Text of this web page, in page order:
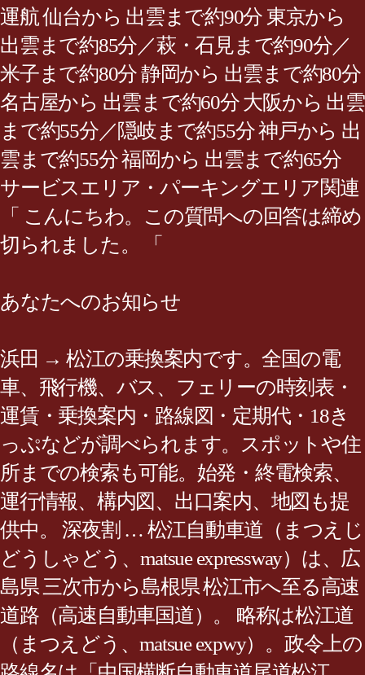
運航 仙台から 出雲まで約90分 東京から
出雲まで約85分／萩・石見まで約90分／
米子まで約80分 静岡から 出雲まで約80分
名古屋から 出雲まで約60分 大阪から 出雲
まで約55分／隠岐まで約55分 神戸から 出
雲まで約55分 福岡から 出雲まで約65分
サービスエリア・パーキングエリア関連
「 こんにちわ。この質問への回答は締め
切られました。 「
あなたへのお知らせ
浜田 → 松江の乗換案内です。全国の電
車、飛行機、バス、フェリーの時刻表・
運賃・乗換案内・路線図・定期代・18き
っぷなどが調べられます。スポットや住
所までの検索も可能。始発・終電検索、
運行情報、構内図、出口案内、地図も提
供中。 深夜割 … 松江自動車道（まつえじ
どうしゃどう、matsue expressway）は、広
島県 三次市から島根県 松江市へ至る高速
道路（高速自動車国道）。 略称は松江道
（まつえどう、matsue expwy）。政令上の